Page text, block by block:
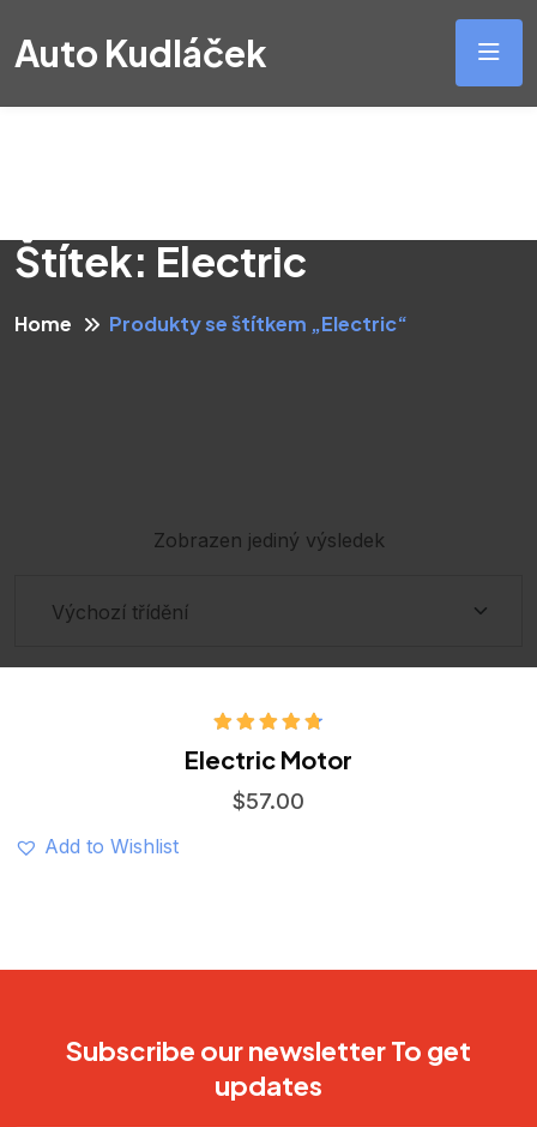
Auto Kudláček
Štítek: Electric
Home Produkty se štítkem „Electric“
Zobrazen jediný výsledek
4.75z 5
Electric Motor
$57.00
Add to Wishlist
Subscribe our newsletter To get
updates